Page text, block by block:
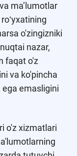
maʼlumotlar
o'zingizniki
nazar,
faqat o'z
va ko'pincha
emasligini
o'z xizmatlari